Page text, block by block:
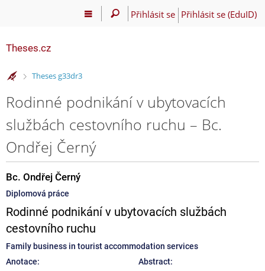
Přihlásit se Přihlásit se (EduID)
Theses.cz
>
Theses g33dr3
Rodinné podnikání v ubytovacích
službách cestovního ruchu – Bc.
Ondřej Černý
Bc. Ondřej Černý
Diplomová práce
Rodinné podnikání v ubytovacích službách
cestovního ruchu
Family business in tourist accommodation services
Anotace:
Abstract: